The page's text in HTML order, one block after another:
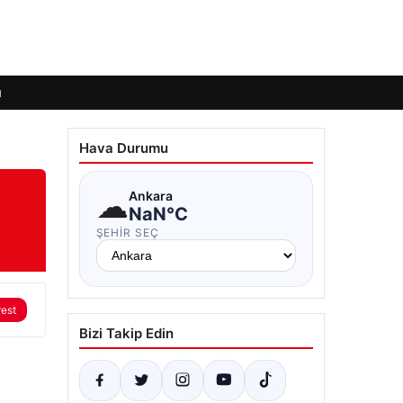
Hava Durumu
☁Ankara
NaN°C
ŞEHIR SEÇ
Bizi Takip Edin